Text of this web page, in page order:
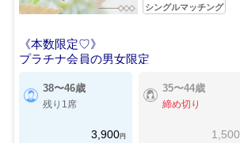
シングルマッチング
《本数限定♡》
プラチナ会員の男女限定
38〜46歳
残り1席
3,900円
35〜44歳
締め切り
1,500